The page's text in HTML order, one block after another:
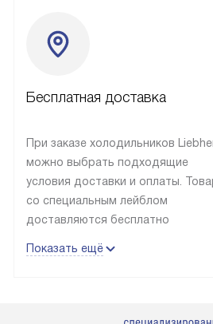
Бесплатная доставка
При заказе холодильников
можно выбрать подходящие
условия доставки и оплаты.
со специальным лейблом
доставляются бесплатно
до подъезда, выезд за МКАД
Показать ещё